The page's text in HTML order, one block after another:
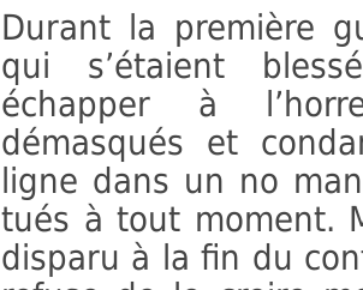
Durant la première
qui s’étaient
échapper à
démasqués et
ligne dans un no
tués à tout moment.
disparu à la fin du